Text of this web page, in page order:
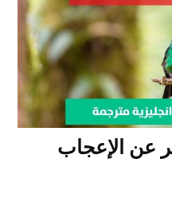
عن الإعجاب